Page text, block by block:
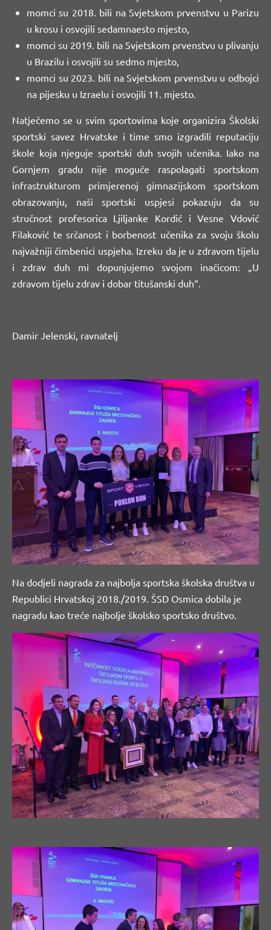
momci su 2018. bili na Svjetskom prvenstvu u Parizu
u krosu i osvojili sedamnaesto mjesto,
momci su 2019. bili na Svjetskom prvenstvu u plivanju
u Brazilu i osvojili su sedmo mjesto,
momci su 2023. bili na Svjetskom prvenstvu u odbojci
na pijesku u Izraelu i osvojili 11. mjesto.
Natječemo se u svim sportovima koje organizira Školski
sportski savez Hrvatske i time smo izgradili reputaciju
škole koja njeguje sportski duh svojih učenika. Iako na
Gornjem gradu nije moguće raspolagati sportskom
infrastrukturom primjerenoj gimnazijskom sportskom
obrazovanju, naši sportski uspjesi pokazuju da su
stručnost profesorica Ljiljanke Kordić i Vesne Vdović
Filaković te srčanost i borbenost učenika za svoju školu
najvažniji čimbenici uspjeha. Izreku da je u zdravom tijelu
i zdrav duh mi dopunjujemo svojom inačicom: „U
zdravom tijelu zdrav i dobar titušanski duh“.
Damir Jelenski, ravnatelj
Na dodjeli nagrada za najbolja sportska školska društva u
Republici Hrvatskoj 2018./2019. ŠSD Osmica dobila je
nagradu kao treće najbolje školsko sportsko društvo.